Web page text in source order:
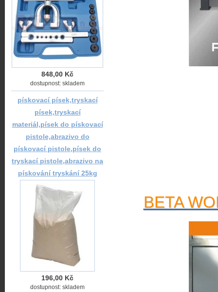
BETA
848,00 Kč
dostupnost: skladem
pískovací písek,tryskací
písek,tryskací
materiál,písek do pískovací
pistole,abrazivo do
pískovací pistole,písek do
tryskací pistole,abrazivo na
pískování tryskání 25kg
196,00 Kč
dostupnost: skladem